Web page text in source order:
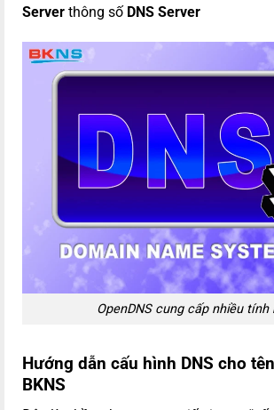
Server thông số DNS Server
OpenDNS cung cấp nhiều tính
Hướng dẫn cấu hình DNS cho
BKNS